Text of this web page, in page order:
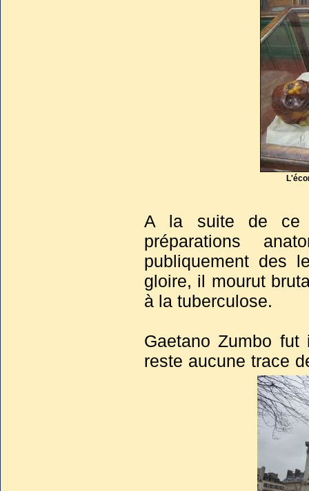
En 1701, il
cire, préparée
Extraordinaire
moindres détails
glandes, les
premier chirurgien.
A la suite de ce
préparations
publiquement des
gloire, il mourut
à la tuberculose.
Gaetano Zumbo
reste aucune trace
cercueil. Ses
révolutionnaires ou
La grande majorité
au musée